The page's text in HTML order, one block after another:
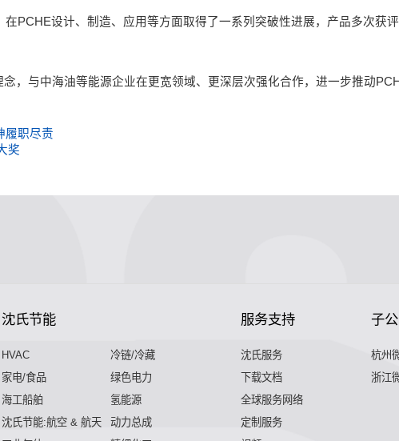
PCHE设计、制造、应用等方面取得了一系列突破性进展，产品多次获
，与中海油等能源企业在更宽领域、更深层次强化合作，进一步推动
履职尽责
奖
沈氏节能
HVAC
冷链/冷藏
家电/食品
绿色电力
海工船舶
氢能源
沈氏节能:航空 & 航天
动力总成
服务支持
沈氏服务
下载文档
全球服务网络
定制服务
子
杭州
浙江